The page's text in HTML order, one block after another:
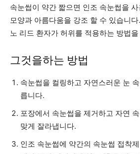
속눈썹이 약간 짧으면 인조 속눈썹을
모양과 아름다움을 강조 할 수 있습니
노 리드 환자가 허위를 적용하는 방법
그것을하는 방법
속눈썹을 컬링하고 자연스러운 눈
릅니다.
포장에서 속눈썹을 제거하고 자연
맞게 잘라냅니다.
인조 속눈썹에 약간의 속눈썹 접착